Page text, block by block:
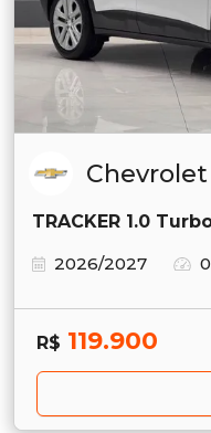
Chevrolet
TRACKER 1.0
2026/2027
R$ 119.900